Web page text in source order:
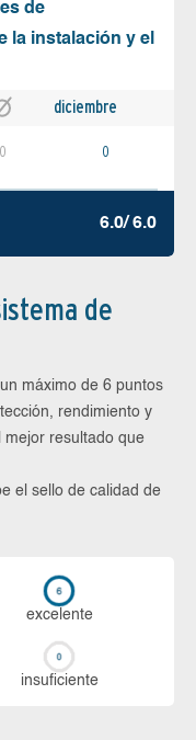
de
la instalación y el
diciembre
0 0
6.0/ 6.0
de
máximo de 6 puntos
rendimiento y
mejor resultado que
el sello de calidad de
ex­ce­len­te
in­su­fi­cien­te